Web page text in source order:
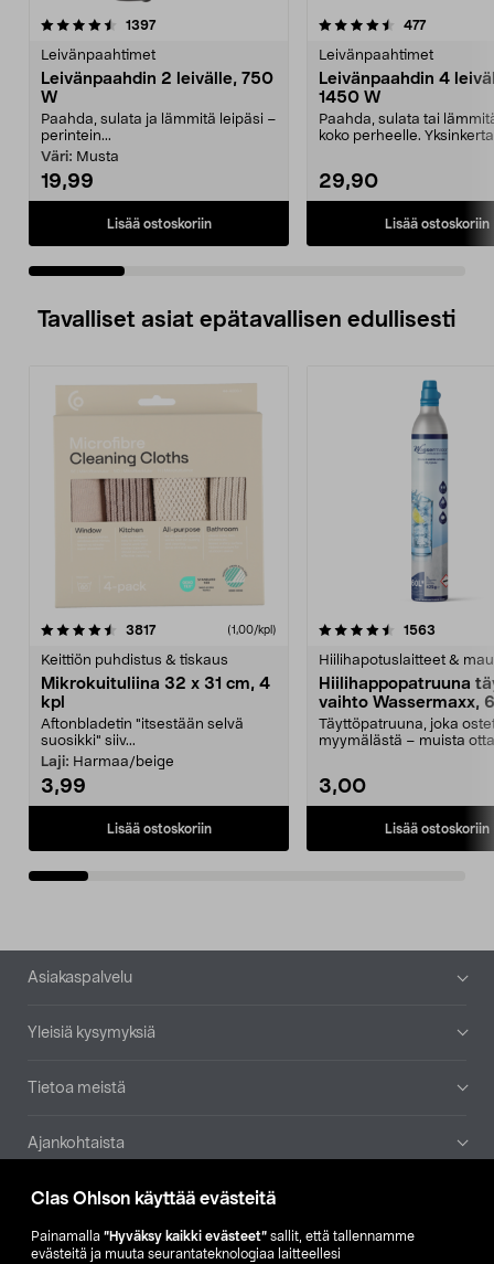
Clas Ohlson käyttää evästeitä
Painamalla ”Hyväksy kaikki evästeet” sallit, että tallennamme
evästeitä ja muuta seurantateknologiaa laitteellesi
1397arvostelut
Leivänpaahtimet
Leivänpaahdin 2 leivälle, 750
W
Paahda, sulata ja lämmitä leipäsi –
perintein...
Väri: Musta
19,99
Lisää ostoskoriin
4.5 viidestä
477arvostelut
Leivänpaahtimet
Leivänpaahdin 4
1450 W
Paahda, sulata tai
koko perheelle.
29,90
Lisää ostoskoriin
5.0 viidestä
Tavalliset asiat epätavallisen edullisesti
3817arvostelut (1,00/kpl)
Keittiön puhdistus & tiskaus
Mikrokuituliina 32 x 31 cm, 4
kpl
Aftonbladetin "itsestään selvä
suosikki" siiv...
Laji: Harmaa/beige
3,99
Lisää ostoskoriin
4.5viidestä
1563
Hiilihapotuslaitteet &
Hiilihappopatruuna
vaihto Wassermaxx,
Täyttöpatruuna, joka
myymälästä – muista
3,00
Lisää ostoskoriin
4.5viidestä
Alatunniste
Asiakaspalvelu
Yleisiä kysymyksiä
Tietoa meistä
Ajankohtaista
Muut yrityksemme
Etsi myymälä